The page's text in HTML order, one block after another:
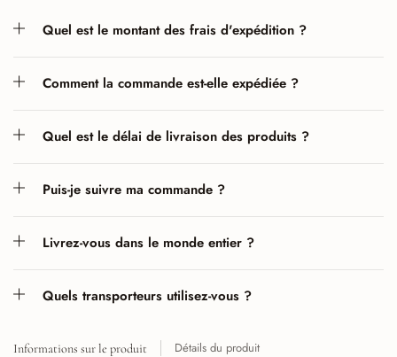
Quel est le montant des frais d'expédition ?
Comment la commande est-elle expédiée ?
Quel est le délai de livraison des produits ?
Puis-je suivre ma commande ?
Livrez-vous dans le monde entier ?
Quels transporteurs utilisez-vous ?
Informations sur le produit Détails du produit